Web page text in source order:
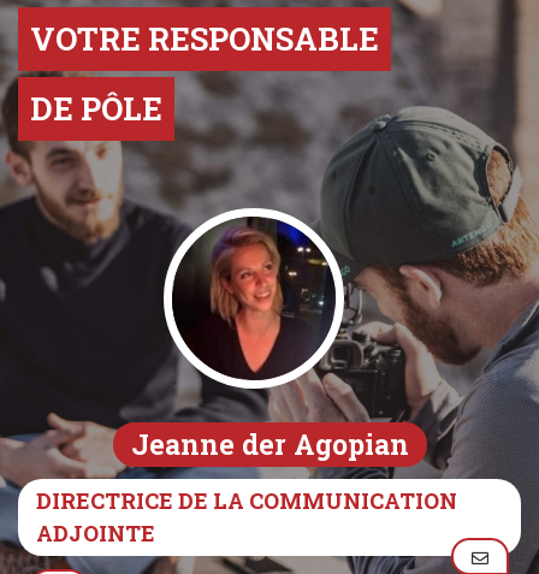
VOTRE RESPONSABLE
DE PÔLE
Jeanne der Agopian
DIRECTRICE DE LA COMMUNICATION
ADJOINTE